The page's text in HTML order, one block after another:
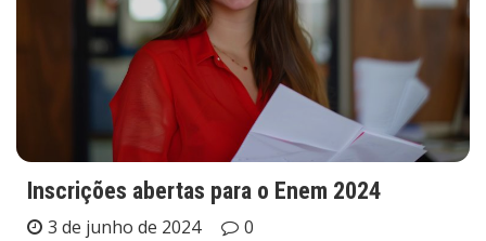
Inscrições abertas para o Enem 2024
3 de junho de 2024
0